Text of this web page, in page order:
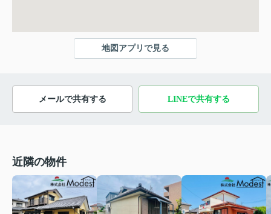
地図アプリで見る
メールで共有する LINEで共有する
近隣の物件